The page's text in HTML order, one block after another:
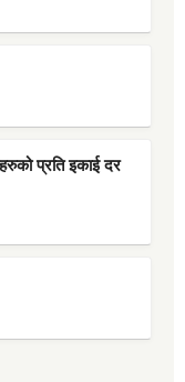
प्रति इकाई दर